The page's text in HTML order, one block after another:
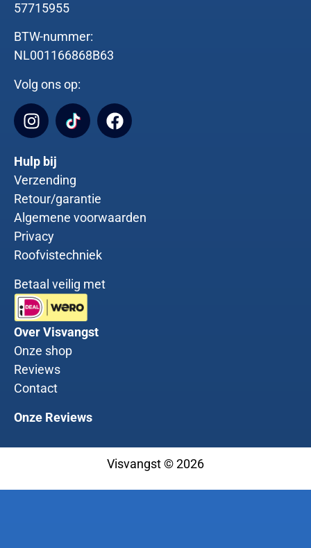
57715955
BTW-nummer:
NL001166868B63
Volg ons op:
Hulp bij
Verzending
Retour/garantie
Algemene voorwaarden
Privacy
Roofvistechniek
Betaal veilig met
Over Visvangst
Onze shop
Reviews
Contact
Onze Reviews
Visvangst © 2026